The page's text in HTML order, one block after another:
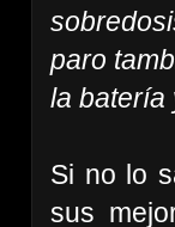
paro
la batería
Si no lo
sus